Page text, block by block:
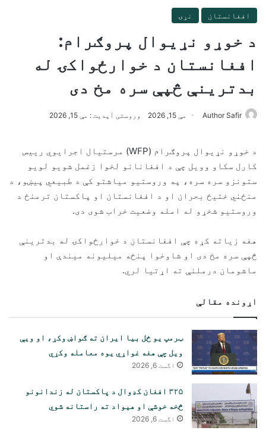
افغانستان نړۍ
د خوړو نړیوال پروګرام:
افغانستان د خوارځواکۍ له
بدترینې څپې سره مخ دی
Author Safir مې 15, 2026 وروستی آپدیت : مې 15, 2026
د خوړو نړیوال پروګرام (WFP) مرستیال اجرایوي رییس
کارل سکاو وویل چې د افغانانو لخوا زغمل شویو لویو
ستونزو سره سره، په وروستیو میاشتو کې د طبیعي پیښو، د
منځني ختیځ بحران او د افغانستان او پاکستان ترمنځ د
وروستیو شخړو له امله وضعیت خراب شوی دی.
هغه زیاته کړه چې افغانستان د خوارځواکۍ له بدترینې
څپې سره مخ دی او شاوخوا پنځه میلیونه میندې او
ماشومان درملنې ته اړتیا لري.
اړونده مقالې
ټرمپ یو ځل بیا ایران ته ګواښ وکړ، او ویې
ویل چې هغه غواړي یوه معامله وکړي
اگست 6, 2026
۳۲۵ افغان کډوال د پاکستان له زندانونو
څخه خوشې او هیواد ته راستانه شوي
اگست 6, 2026